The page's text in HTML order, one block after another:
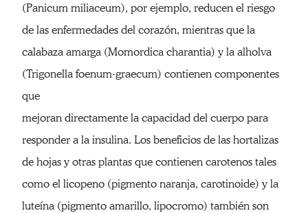
(Panicum miliaceum), por ejemplo, reducen el riesgo
de las enfermedades del corazón, mientras que la
calabaza amarga (Momordica charantia) y la alholva
(Trigonella foenum-graecum) contienen componentes
que
mejoran directamente la capacidad del cuerpo para
responder a la insulina. Los beneficios de las hortalizas
de hojas y otras plantas que contienen carotenos tales
como el licopeno (pigmento naranja, carotinoide) y la
luteína (pigmento amarillo, lipocromo) también son